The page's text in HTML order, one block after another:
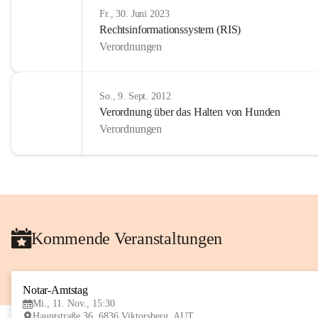
Fr., 30. Juni 2023
Rechtsinformationssystem (RIS)
Verordnungen
So., 9. Sept. 2012
Verordnung über das Halten von Hunden
Verordnungen
Kommende Veranstaltungen
Notar-Amtstag
Mi., 11. Nov., 15:30